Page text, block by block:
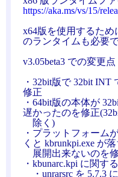
https://aka.ms/vs/15/
x64版を使用するため
のランタイムも必要で
v3.05beta3 での変更点
・32bit版で 32bit
修正
・64bit版の本体が
遅かったのを修正
除く)
・プラットフォーム
くと kbrunkpi.exe が
展開出来ないのを
・kbunarc.kpi に関す
・unrarsrc を 5.7.3